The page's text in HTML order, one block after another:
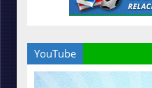
YouTube